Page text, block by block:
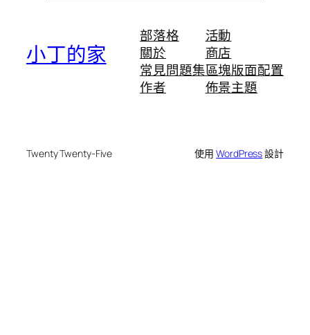
小丁的家
部落格
關於
常見問題集
作者
活動
商店
區塊版面配置
佈景主題
Twenty Twenty-Five 使用WordPress設計